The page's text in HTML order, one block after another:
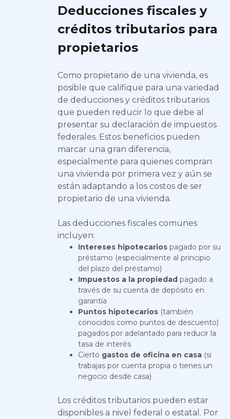
Deducciones fiscales y
créditos tributarios para
propietarios
Como propietario de una vivienda, es
posible que califique para una variedad
de deducciones y créditos tributarios
que pueden reducir lo que debe al
presentar su declaración de impuestos
federales. Estos beneficios pueden
marcar una gran diferencia,
especialmente para quienes compran
una vivienda por primera vez y aún se
están adaptando a los costos de ser
propietario de una vivienda.
Las deducciones fiscales comunes
incluyen:
Intereses hipotecarios pagado por su
préstamo (especialmente al principio
del plazo del préstamo)
Impuestos a la propiedad pagado a
través de su cuenta de depósito en
garantía
Puntos hipotecarios (también
conocidos como puntos de descuento)
pagados por adelantado para reducir la
tasa de interés
Cierto gastos de oficina en casa (si
trabajas por cuenta propia o tienes un
negocio desde casa)
Los créditos tributarios pueden estar
disponibles a nivel federal o estatal. Por